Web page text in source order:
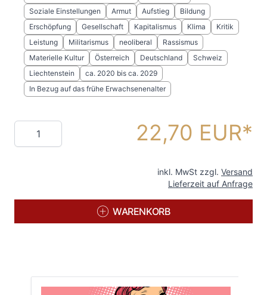
Soziale Einstellungen Armut Aufstieg
Bildung
Erschöpfung
Gesellschaft Kapitalismus Klima
Kritik
Leistung
Militarismus neoliberal
Rassismus
Materielle Kultur
Österreich Deutschland
Schweiz
Liechtenstein
ca. 2020 bis ca. 2029
In Bezug auf das frühe Erwachsenenalter
Menge 22,70 EUR
inkl. MwSt zzgl. Versand
Lieferzeit auf Anfrage
WARENKORB